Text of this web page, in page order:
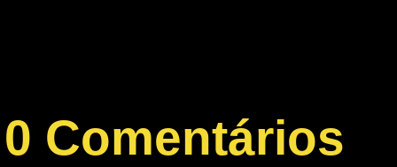
0 Comentários